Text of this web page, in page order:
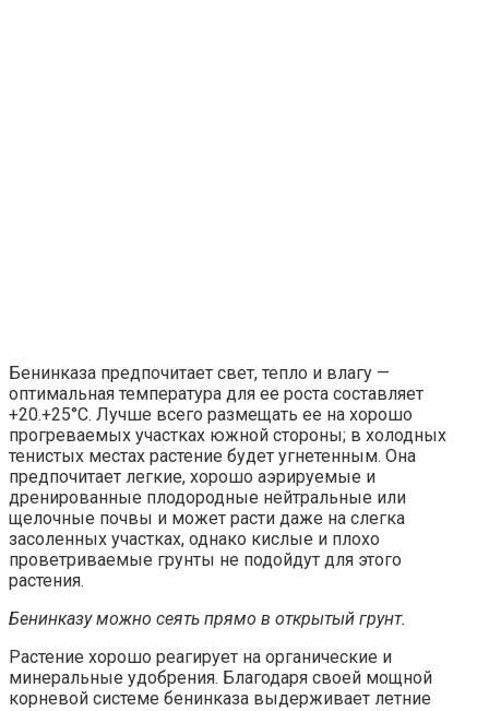
Бенинказа предпочитает свет, тепло и влагу —
оптимальная температура для ее роста составляет
+20.+25°C. Лучше всего размещать ее на хорошо
прогреваемых участках южной стороны; в холодных
тенистых местах растение будет угнетенным. Она
предпочитает легкие, хорошо аэрируемые и
дренированные плодородные нейтральные или
щелочные почвы и может расти даже на слегка
засоленных участках, однако кислые и плохо
проветриваемые грунты не подойдут для этого
растения.
Бенинказу можно сеять прямо в открытый грунт.
Растение хорошо реагирует на органические и
минеральные удобрения. Благодаря своей мощной
корневой системе бенинказа выдерживает летние